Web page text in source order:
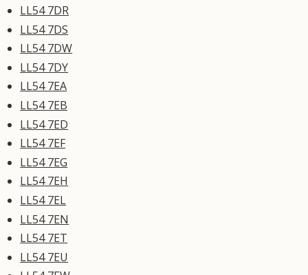
LL54 7DR
LL54 7DS
LL54 7DW
LL54 7DY
LL54 7EA
LL54 7EB
LL54 7ED
LL54 7EF
LL54 7EG
LL54 7EH
LL54 7EL
LL54 7EN
LL54 7ET
LL54 7EU